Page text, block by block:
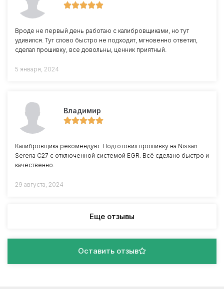
Вроде не первый день работаю с калибровщиками, но тут
удивился. Тут слово быстро не подходит, мгновенно ответил,
сделал прошивку, все довольны, ценник приятный.
5 января, 2024
Владимир
Калибровщика рекомендую. Подготовил прошивку на Nissan
Serena C27 с отключенной системой EGR. Всё сделано быстро и
качественно.
29 августа, 2024
Еще отзывы
Оставить отзыв